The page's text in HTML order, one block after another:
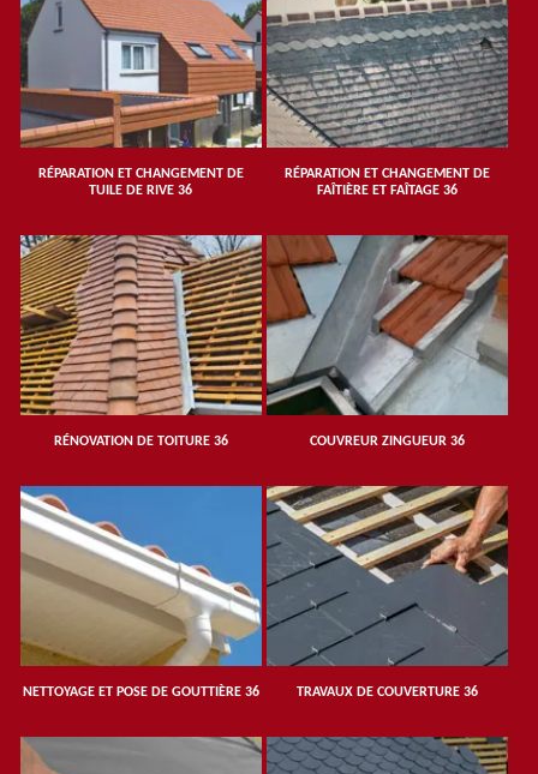
RÉPARATION ET CHANGEMENT DE
TUILE DE RIVE 36
RÉPARATION ET CHANGEMENT DE
FAÎTIÈRE ET FAÎTAGE 36
RÉNOVATION DE TOITURE 36 COUVREUR ZINGUEUR 36
NETTOYAGE ET POSE DE GOUTTIÈRE 36 TRAVAUX DE COUVERTURE 36